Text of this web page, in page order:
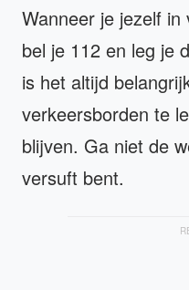
Wanneer je jezelf
bel je 112 en leg je
is het altijd
verkeersborden te
blijven. Ga niet de
versuft bent.